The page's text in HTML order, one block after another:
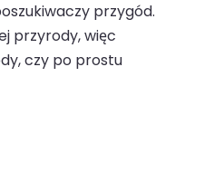
przygód.
przyrody, więc
czy po prostu